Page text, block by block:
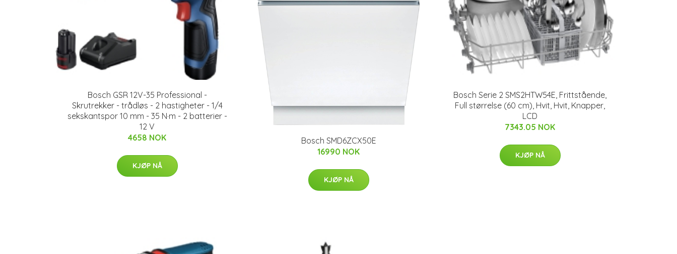
Bosch GSR 12V-35 Professional -
Skrutrekker - trådløs - 2 hastigheter - 1/4
sekskantspor 10 mm - 35 N·m - 2 batterier -
12 V
4658 NOK
KJØP NÅ
Bosch SMD6ZCX50E
16990 NOK
KJØP NÅ
Bosch Serie 2 SMS2HTW54E, Frittstående,
Full størrelse (60 cm), Hvit, Hvit, Knapper,
LCD
7343.05 NOK
KJØP NÅ